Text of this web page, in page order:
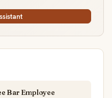
Bar Employee